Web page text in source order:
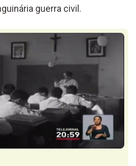
guerra civil.